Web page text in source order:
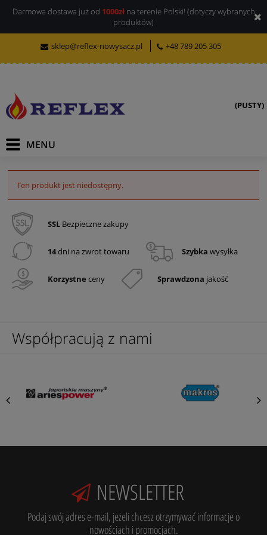
Darmowa dostawa już od 1000złna terenie Polski! (dotyczy wybranych
produktów)
sklep@reflex-nowysacz.pl +48 789 205 305
(PUSTY)
Ten produkt jest niedostępny.
SSL Bezpieczne zakupy
14dni na zwrot towaru Szybka wysyłka
Korzystne ceny Sprawdzona jakość
Współpracują z nami
NEWSLETTER
Podaj swój adres e-mail, jeżeli chcesz otrzymywać informacje o
nowościach i promocjach.